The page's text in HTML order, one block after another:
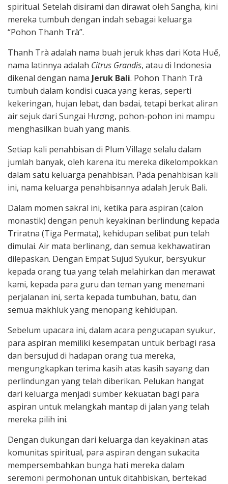
spiritual. Setelah disirami dan dirawat oleh Sangha, kini
mereka tumbuh dengan indah sebagai keluarga
“Pohon Thanh Trà”.
Thanh Trà adalah nama buah jeruk khas dari Kota Huế,
nama latinnya adalah Citrus Grandis, atau di Indonesia
dikenal dengan nama Jeruk Bali. Pohon Thanh Trà
tumbuh dalam kondisi cuaca yang keras, seperti
kekeringan, hujan lebat, dan badai, tetapi berkat aliran
air sejuk dari Sungai Hương, pohon-pohon ini mampu
menghasilkan buah yang manis.
Setiap kali penahbisan di Plum Village selalu dalam
jumlah banyak, oleh karena itu mereka dikelompokkan
dalam satu keluarga penahbisan. Pada penahbisan kali
ini, nama keluarga penahbisannya adalah Jeruk Bali.
Dalam momen sakral ini, ketika para aspiran (calon
monastik) dengan penuh keyakinan berlindung kepada
Triratna (Tiga Permata), kehidupan selibat pun telah
dimulai. Air mata berlinang, dan semua kekhawatiran
dilepaskan. Dengan Empat Sujud Syukur, bersyukur
kepada orang tua yang telah melahirkan dan merawat
kami, kepada para guru dan teman yang menemani
perjalanan ini, serta kepada tumbuhan, batu, dan
semua makhluk yang menopang kehidupan.
Sebelum upacara ini, dalam acara pengucapan syukur,
para aspiran memiliki kesempatan untuk berbagi rasa
dan bersujud di hadapan orang tua mereka,
mengungkapkan terima kasih atas kasih sayang dan
perlindungan yang telah diberikan. Pelukan hangat
dari keluarga menjadi sumber kekuatan bagi para
aspiran untuk melangkah mantap di jalan yang telah
mereka pilih ini.
Dengan dukungan dari keluarga dan keyakinan atas
komunitas spiritual, para aspiran dengan sukacita
mempersembahkan bunga hati mereka dalam
seremoni permohonan untuk ditahbiskan, bertekad